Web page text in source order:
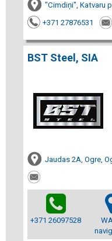
"Cimdiņi", Katvaru
+371 27876531
BST Steel, SIA
Jaudas 2A, Ogre,
+371 26097528